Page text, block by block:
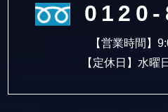
【営業時間】
【定休日】水曜